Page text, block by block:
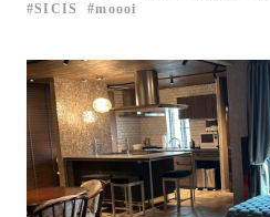
SICIS
moooi